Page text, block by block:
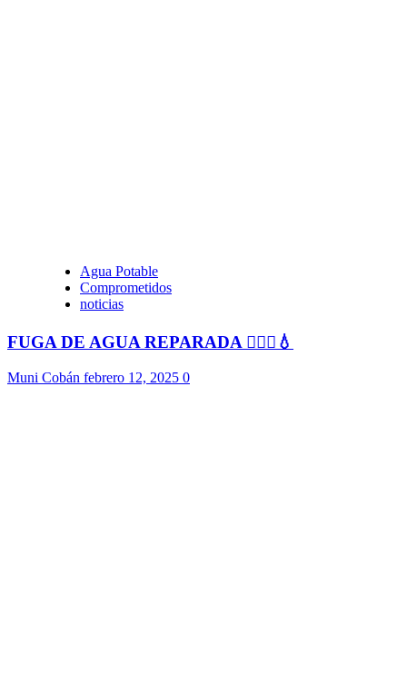
Agua Potable
Comprometidos
noticias
FUGA DE AGUA REPARADA 👷🏻‍♂️💧
Muni Cobán febrero 12, 2025 0